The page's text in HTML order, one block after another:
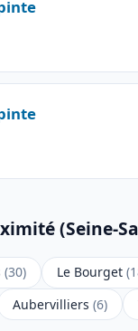
(Seine-
(30) Le Bourget
Aubervilliers (6)